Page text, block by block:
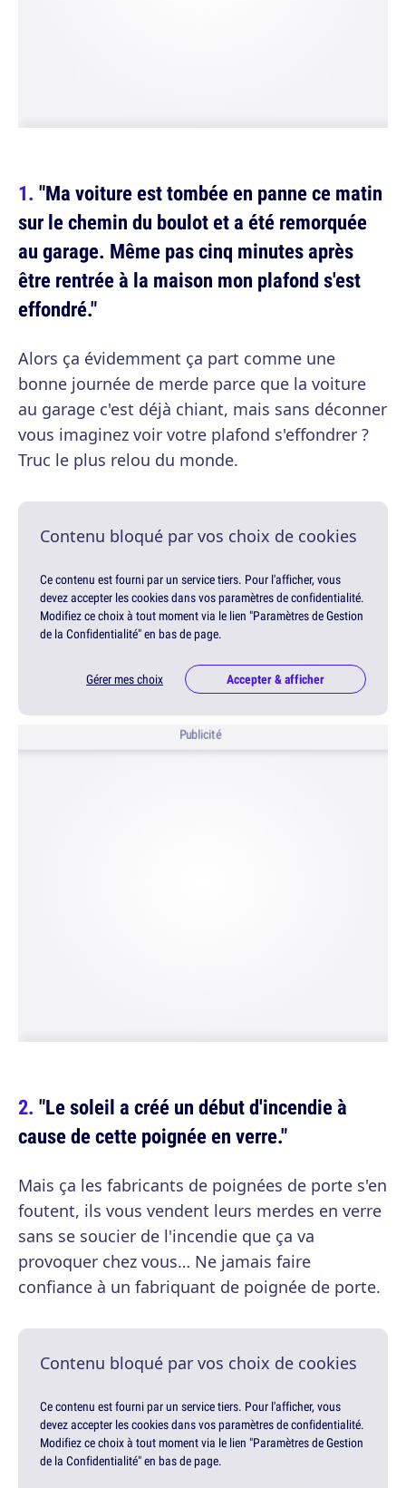
"Ma voiture est tombée en panne ce matin
sur le chemin du boulot et a été remorquée
au garage. Même pas cinq minutes après
être rentrée à la maison mon plafond s'est
effondré."
Alors ça évidemment ça part comme une
bonne journée de merde parce que la voiture
au garage c'est déjà chiant, mais sans déconner
vous imaginez voir votre plafond s'effondrer ?
Truc le plus relou du monde.
Contenu bloqué par vos choix de cookies
Ce contenu est fourni par un service tiers. Pour l'afficher, vous
devez accepter les cookies dans vos paramètres de confidentialité.
Modifiez ce choix à tout moment via le lien "Paramètres de Gestion
de la Confidentialité" en bas de page.
Gérer mes choix Accepter & afficher
Publicité
"Le soleil a créé un début d'incendie à
cause de cette poignée en verre."
Mais ça les fabricants de poignées de porte s'en
foutent, ils vous vendent leurs merdes en verre
sans se soucier de l'incendie que ça va
provoquer chez vous… Ne jamais faire
confiance à un fabriquant de poignée de porte.
Contenu bloqué par vos choix de cookies
Ce contenu est fourni par un service tiers. Pour l'afficher, vous
devez accepter les cookies dans vos paramètres de confidentialité.
Modifiez ce choix à tout moment via le lien "Paramètres de Gestion
de la Confidentialité" en bas de page.